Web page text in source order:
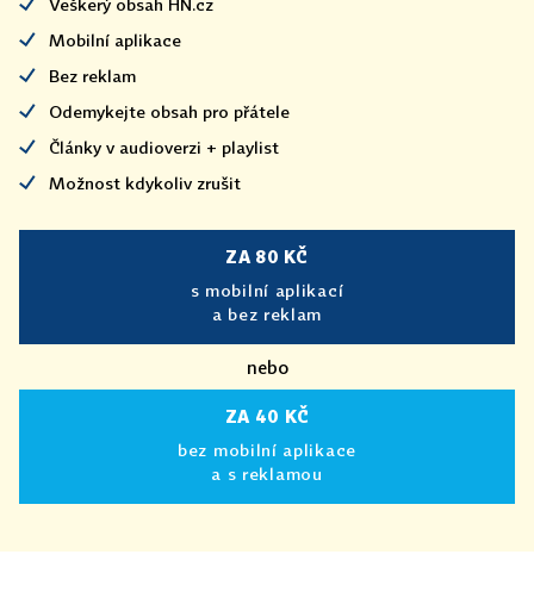
Mobilní aplikace
Bez reklam
Odemykejte obsah pro přátele
Články v audioverzi + playlist
Možnost kdykoliv zrušit
ZA 80 KČ
s mobilní aplikací
a bez reklam
nebo
ZA 40 KČ
bez mobilní aplikace
a s reklamou